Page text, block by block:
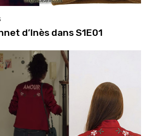
d’Inès dans S1E01